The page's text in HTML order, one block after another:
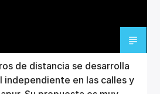
de distancia se desarrolla
independiente en las calles y